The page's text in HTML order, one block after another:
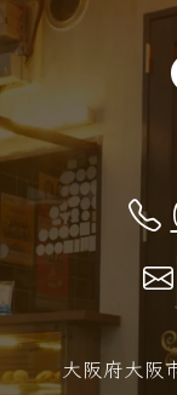
大阪府大阪